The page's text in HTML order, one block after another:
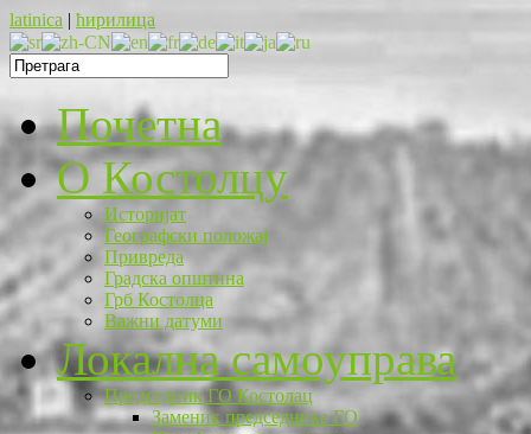
latinica | ћирилица
Почетна
O Костолцу
Историјат
Географски положај
Привреда
Градска општина
Грб Костолца
Важни датуми
Локална самоуправа
Председник ГО Костолац
Заменик председника ГО